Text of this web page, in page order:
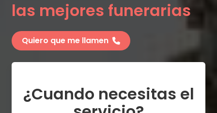
las mejores funerarias
Quiero que me llamen
¿Cuando necesitas el